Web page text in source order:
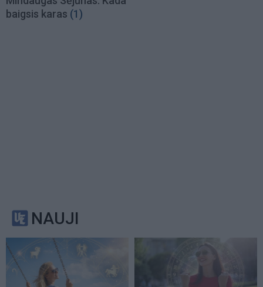
baigsis karas (1)
NAUJI